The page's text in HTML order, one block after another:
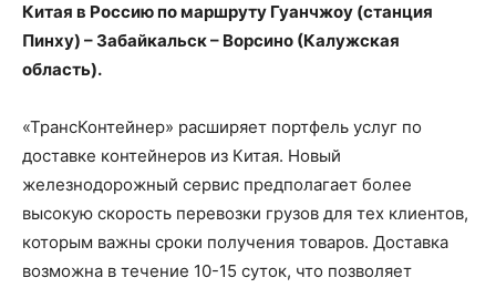
Китая в Россию по маршруту Гуанчжоу (станция
Пинху) – Забайкальск – Ворсино (Калужская
область).
«ТрансКонтейнер» расширяет портфель услуг по
доставке контейнеров из Китая. Новый
железнодорожный сервис предполагает более
высокую скорость перевозки грузов для тех клиентов,
которым важны сроки получения товаров. Доставка
возможна в течение 10-15 суток, что позволяет